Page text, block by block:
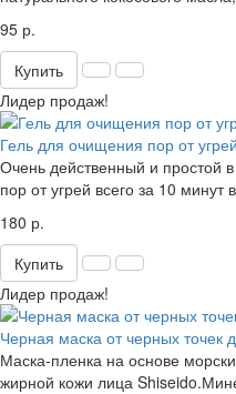
95 р.
Купить
Лидер продаж!
Гель для очищения пор от
Очень действенный и простой
пор от угрей всего за 10 минут
180 р.
Купить
Лидер продаж!
Черная маска от черных точек
Маска-пленка на основе
жирной кожи лица